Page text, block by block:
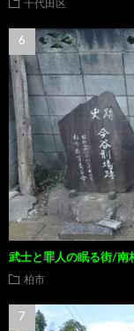
千代田区
武士と罪人の眠る街/南
柏市